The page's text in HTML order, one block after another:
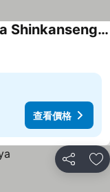
Washington R&B Hotel Nagoya Shinkansenguchi
查看價格
分享 加